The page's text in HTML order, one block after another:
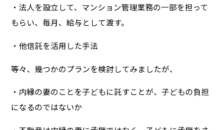
・法人を設立して、マンション管理業務の一部を担って
もらい、毎月、給与として渡す。
・他信託を活用した手法
等々、幾つかのプランを検討してみましたが、
・内縁の妻のことを子どもに託すことが、子どもの負担
になるのではないか